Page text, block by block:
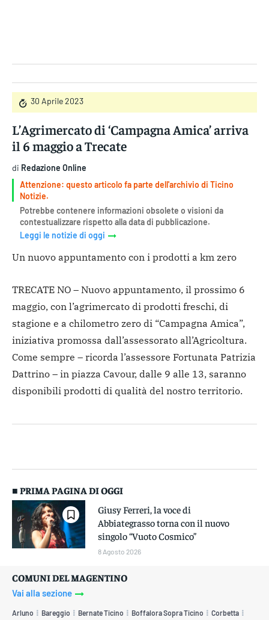
30 Aprile 2023
L’Agrimercato di ‘Campagna Amica’ arriva
il 6 maggio a Trecate
di Redazione Online
Attenzione: questo articolo fa parte dell'archivio di Ticino
Notizie.
Potrebbe contenere informazioni obsolete o visioni da
contestualizzare rispetto alla data di pubblicazione.
Leggi le notizie di oggi
Un nuovo appuntamento con i prodotti a km zero
TRECATE NO – Nuovo appuntamento, il prossimo 6
maggio, con l’agrimercato di prodotti freschi, di
stagione e a chilometro zero di “Campagna Amica”,
iniziativa promossa dall’assessorato all’Agricoltura.
Come sempre – ricorda l’assessore Fortunata Patrizia
Dattrino – in piazza Cavour, dalle 9 alle 13, saranno
disponibili prodotti di qualità del nostro territorio.
■ PRIMA PAGINA DI OGGI
Giusy Ferreri, la voce di
Abbiategrasso torna con il nuovo
singolo “Vuoto Cosmico”
8 Agosto 2026
COMUNI DEL MAGENTINO
Vai alla sezione
Arluno Bareggio Bernate Ticino Boffalora Sopra Ticino Corbetta